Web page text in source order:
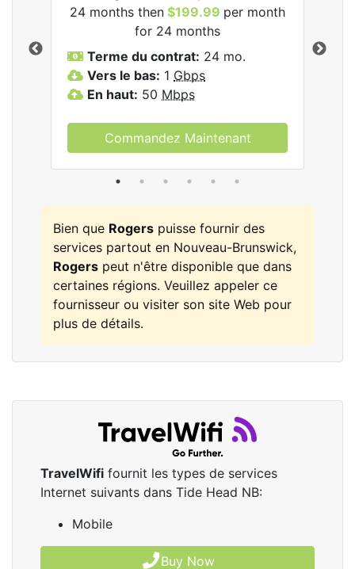
24 months then $199.99 per month
for 24 months
Terme du contrat: 24 mo.
Vers le bas: 1 Gbps
En haut: 50 Mbps
Commandez Maintenant
Bien que Rogers puisse fournir des
services partout en Nouveau-Brunswick,
Rogers peut n'être disponible que dans
certaines régions. Veuillez appeler ce
fournisseur ou visiter son site Web pour
plus de détails.
TravelWifi fournit les types de services
Internet suivants dans Tide Head NB:
Mobile
Buy Now